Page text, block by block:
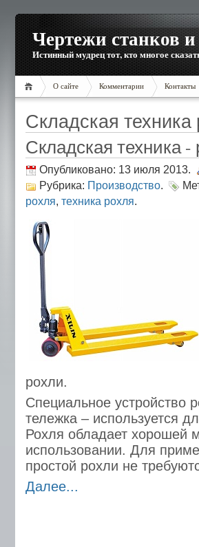
Чертежи станков и
Истинный мудрец тот, кто многое
О сайте Комментарии Контакты
Складская техника
Складская техника -
Опубликовано: 13 июля 2013.
Рубрика: Производство.
рохля, техника рохля.
рохли.
Специальное устройство
тележка – используется
Рохля обладает хорошей
использовании. Для
простой рохли не
Далее...